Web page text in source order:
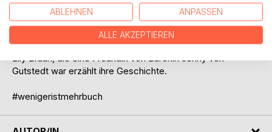
und damit auch seine Frau Diana, wurde am 30. November
1811, knapp drei Monate nach der Geburt Jennys, von König
Jérôme in den westphälischen Grafenstand erhoben.
Lily Braun, die eine Freundin von Baronin Jenny von
Gutstedt war erzählt ihre Geschichte.
#wenigeristmehrbuch
ABLEHNEN ANPASSEN
ALLE AKZEPTIEREN